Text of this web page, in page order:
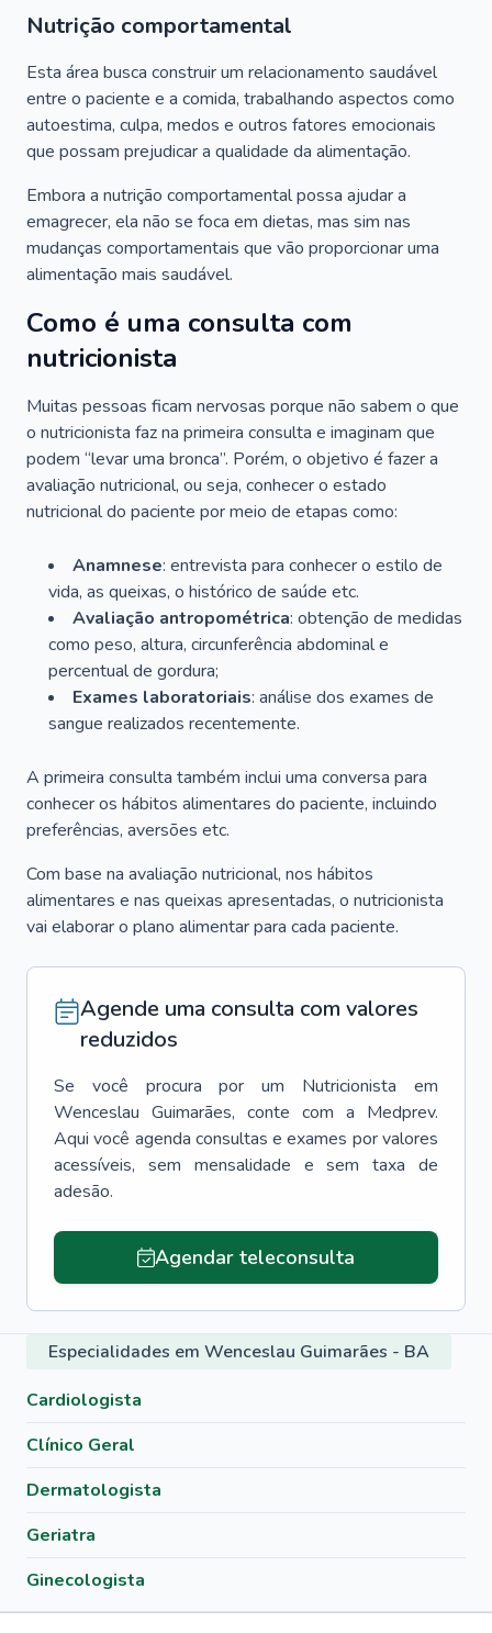
Nutrição comportamental
Esta área busca construir um relacionamento saudável
entre o paciente e a comida, trabalhando aspectos como
autoestima, culpa, medos e outros fatores emocionais
que possam prejudicar a qualidade da alimentação.
Embora a nutrição comportamental possa ajudar a
emagrecer, ela não se foca em dietas, mas sim nas
mudanças comportamentais que vão proporcionar uma
alimentação mais saudável.
Como é uma consulta com
nutricionista
Muitas pessoas ficam nervosas porque não sabem o que
o nutricionista faz na primeira consulta e imaginam que
podem “levar uma bronca”. Porém, o objetivo é fazer a
avaliação nutricional, ou seja, conhecer o estado
nutricional do paciente por meio de etapas como:
Anamnese: entrevista para conhecer o estilo de
vida, as queixas, o histórico de saúde etc.
Avaliação antropométrica: obtenção de medidas
como peso, altura, circunferência abdominal e
percentual de gordura;
Exames laboratoriais: análise dos exames de
sangue realizados recentemente.
A primeira consulta também inclui uma conversa para
conhecer os hábitos alimentares do paciente, incluindo
preferências, aversões etc.
Com base na avaliação nutricional, nos hábitos
alimentares e nas queixas apresentadas, o nutricionista
vai elaborar o plano alimentar para cada paciente.
Agende uma consulta com valores
reduzidos
Se você procura por um Nutricionista
em
Wenceslau Guimarães, conte com a Medprev.
Aqui você agenda consultas e exames por valores
acessíveis, sem mensalidade e sem taxa de
adesão.
Agendar teleconsulta
Especialidades em Wenceslau Guimarães - BA
Cardiologista
Clínico Geral
Dermatologista
Geriatra
Ginecologista